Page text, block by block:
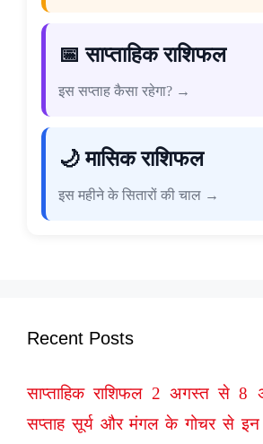
📅 साप्ताहिक राशिफल
इस सप्ताह कैसा रहेगा? →
🌙 मासिक राशिफल
इस महीने के सितारों की चाल →
Recent Posts
साप्ताहिक राशिफल 2 अगस्त से
सप्ताह सूर्य और मंगल के गोचर से इन 5